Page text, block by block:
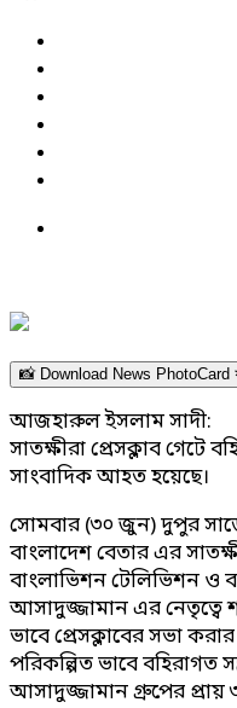
📸 Download News PhotoCard
আজহারুল ইসলাম সাদী:
সাতক্ষীরা প্রেসক্লাব গেটে
সাংবাদিক আহত হয়েছে।
সোমবার (৩০ জুন) দুপুর সাড়ে
বাংলাদেশ বেতার এর
বাংলাভিশন টেলিভিশন ও
আসাদুজ্জামান এর নেতৃত্বে
ভাবে প্রেসক্লাবের সভা করার
পরিকল্পিত ভাবে বহিরাগত
আসাদুজ্জামান গ্ৰুপের